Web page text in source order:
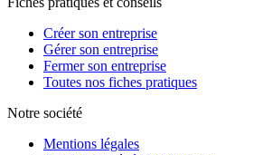
Créer son entreprise
Gérer son entreprise
Fermer son entreprise
Toutes nos fiches pratiques
Notre société
Mentions légales